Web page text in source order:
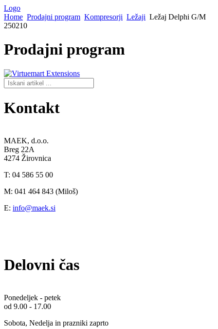
Logo
Home Prodajni program Kompresorji Ležaji Ležaj Delphi G/M
250210
Prodajni program
Kontakt
MAEK, d.o.o.
Breg 22A
4274 Žirovnica
T: 04 586 55 00
M: 041 464 843 (Miloš)
E: info@maek.si
Delovni čas
Ponedeljek - petek
od 9.00 - 17.00
Sobota, Nedelja in prazniki zaprto